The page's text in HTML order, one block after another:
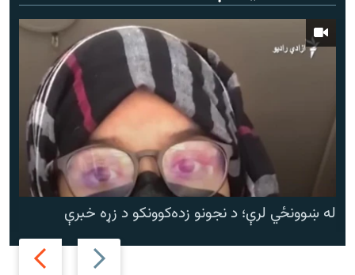
Previous
slide
Next
slide
له ښوونځي لرې؛ د نجونو زده‌کوونکو د زړه خبرې